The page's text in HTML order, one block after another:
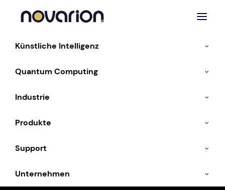
Künstliche Intelligenz
Quantum Computing
Industrie
Produkte
Support
Unternehmen
Intelligenz